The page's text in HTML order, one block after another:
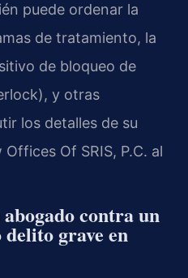
puede ordenar la
de tratamiento, la
de bloqueo de
y otras
los detalles de su
Of SRIS, P.C. al
contra un
grave en